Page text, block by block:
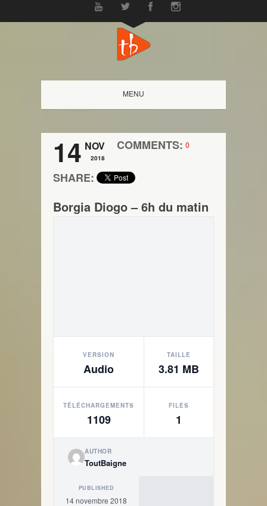
MENU
14 NOV
2018
COMMENTS: 0
SHARE:
Borgia Diogo – 6h du matin
VERSION
Audio
TAILLE
3.81 MB
TÉLÉCHARGEMENTS
1109
FILES
1
AUTHOR
ToutBaigne
PUBLISHED
14 novembre 2018